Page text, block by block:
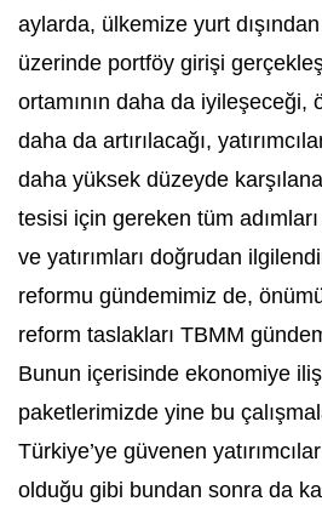
aylarda, ülkemize yurt
üzerinde portföy girişi
ortamının daha da iyileşeceği,
daha da artırılacağı,
daha yüksek düzeyde
tesisi için gereken tüm
ve yatırımları doğrudan
reformu gündemimiz de,
reform taslakları TBMM
Bunun içerisinde ekonomiye
paketlerimizde yine bu
Türkiye’ye güvenen
olduğu gibi bundan sonra da